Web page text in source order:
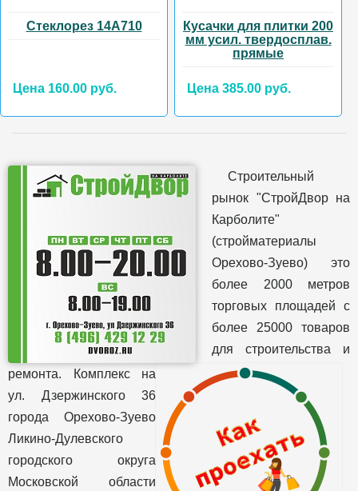
Стеклорез 14А710
Цена 160.00 руб.
Кусачки для плитки 200
мм усил. твердосплав.
прямые
Цена 385.00 руб.
Строительный
рынок "СтройДвор на
Карболите"
(стройматериалы
Орехово-Зуево) это
более 2000 метров
торговых площадей с
более 25000 товаров
для строительства и
ремонта. Комплекс на
ул. Дзержинского 36
города Орехово-Зуево
Ликино-Дулевского
городского округа
Московской области